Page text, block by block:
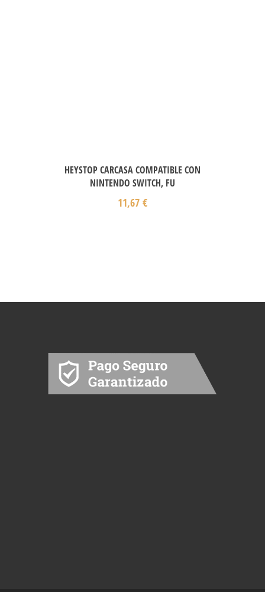
HEYSTOP CARCASA COMPATIBLE CON
NINTENDO SWITCH, FU
11,67 €